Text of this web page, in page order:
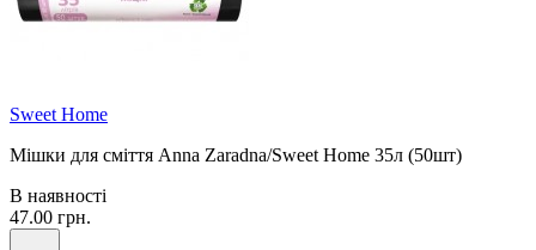
Sweet Home
Мішки для сміття Anna Zaradna/Sweet Home 35л (50шт)
В наявності
47.00 грн.